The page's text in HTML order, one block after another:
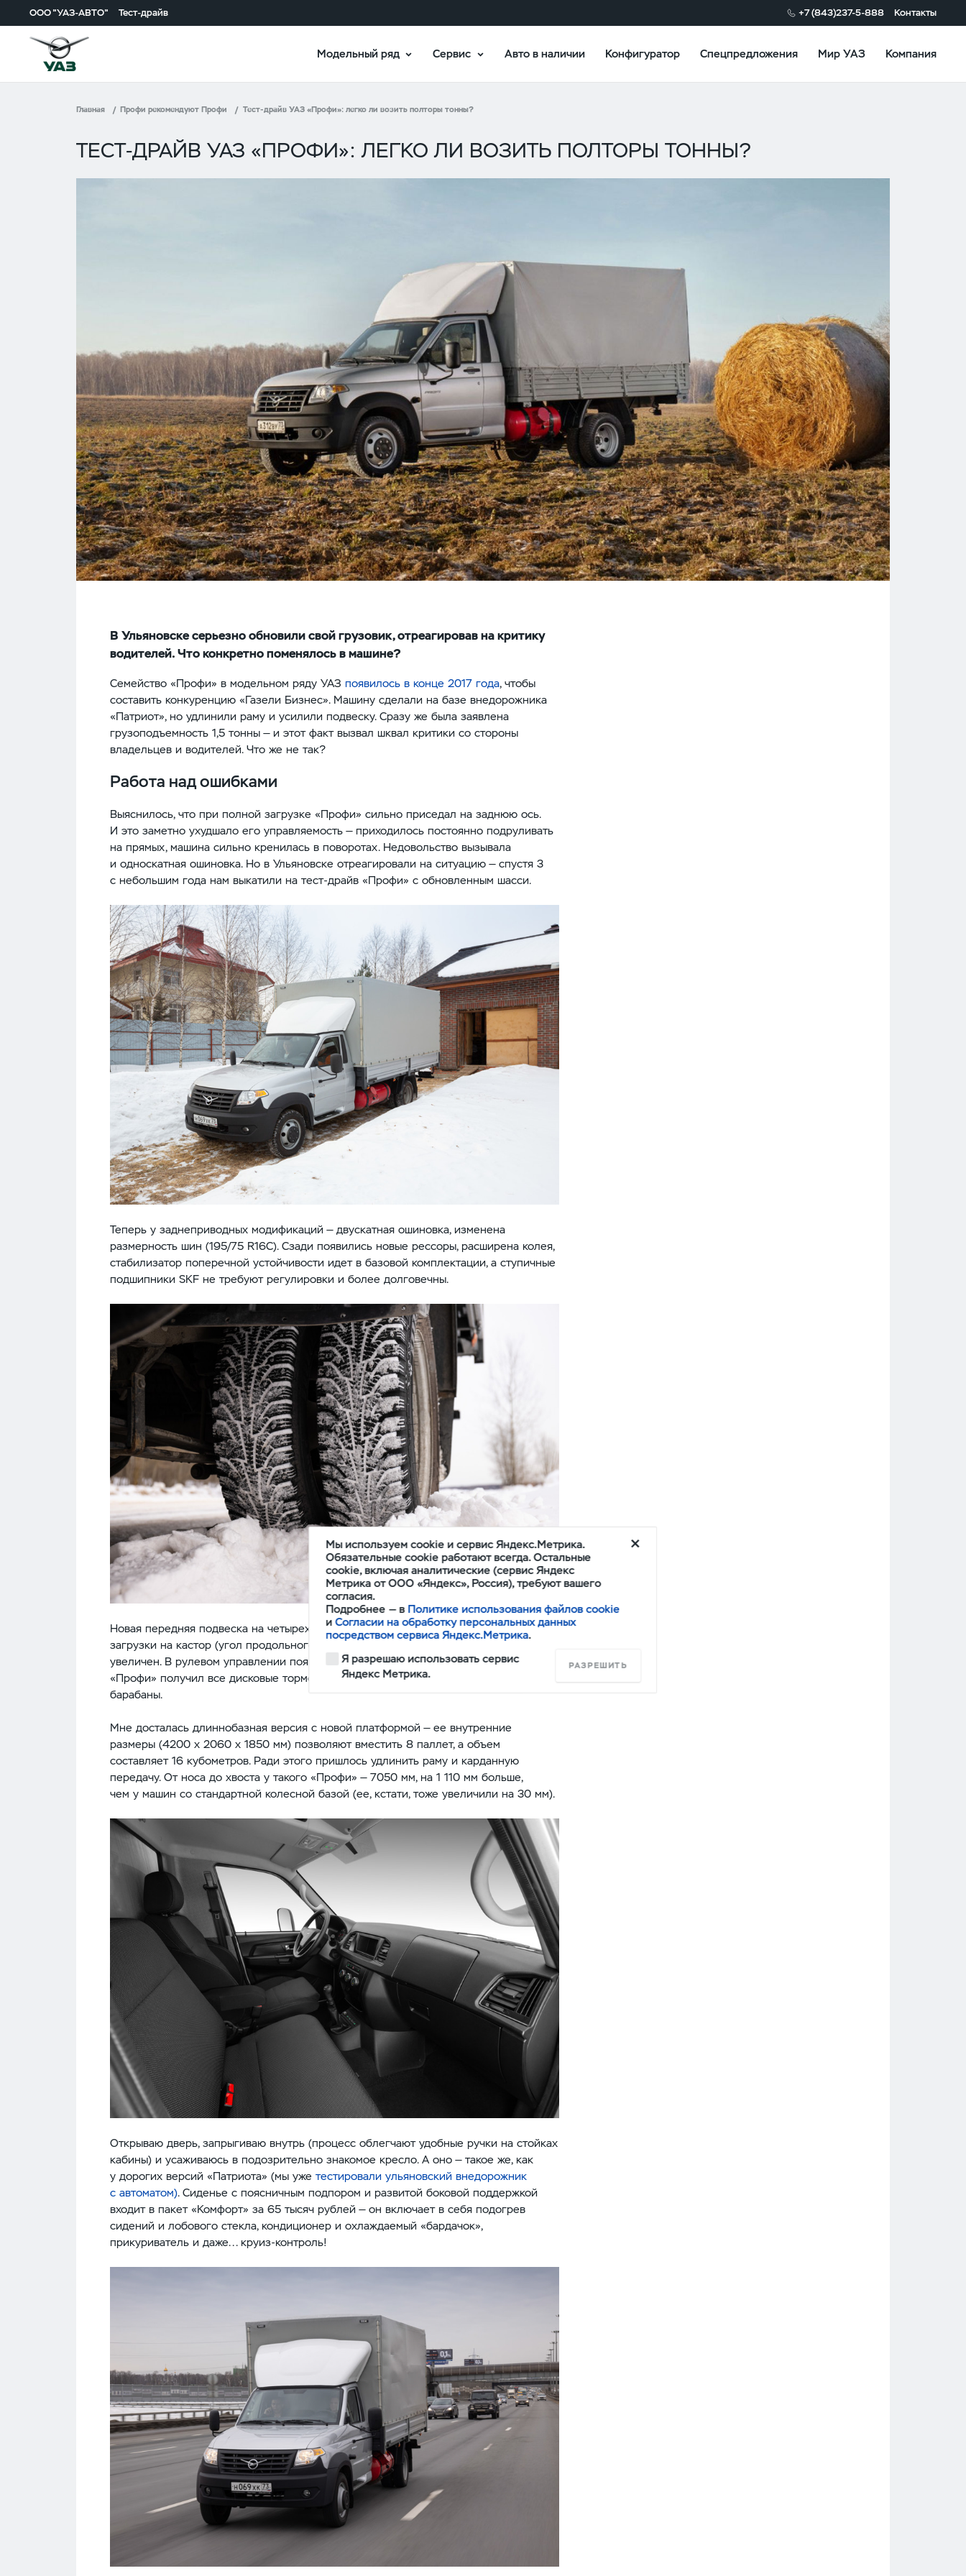
ООО "УАЗ-АВТО" Тест-драйв +7 (843)237-5-888 Контакты
Модельный ряд Сервис Авто в наличии Конфигуратор Спецпредложения Мир УАЗ Компания
Главная Профи рекомендуют Профи Тест-драйв УАЗ «Профи»: легко ли возить полторы тонны?
ТЕСТ-ДРАЙВ УАЗ «ПРОФИ»: ЛЕГКО ЛИ ВОЗИТЬ ПОЛТОРЫ ТОННЫ?
В Ульяновске серьезно обновили свой грузовик, отреагировав на критику
водителей. Что конкретно поменялось в машине?
Семейство «Профи» в модельном ряду УАЗ появилось в конце 2017 года, чтобы
составить конкуренцию «Газели Бизнес». Машину сделали на базе внедорожника
«Патриот», но удлинили раму и усилили подвеску. Сразу же была заявлена
грузоподъемность 1,5 тонны — и этот факт вызвал шквал критики со стороны
владельцев и водителей. Что же не так?
Работа над ошибками
Выяснилось, что при полной загрузке «Профи» сильно приседал на заднюю ось.
И это заметно ухудшало его управляемость — приходилось постоянно подруливать
на прямых, машина сильно кренилась в поворотах. Недовольство вызывала
и односкатная ошиновка. Но в Ульяновске отреагировали на ситуацию — спустя 3
с небольшим года нам выкатили на тест-драйв «Профи» с обновленным шасси.
Теперь у заднеприводных модификаций — двускатная ошиновка, изменена
размерность шин (195/75 R16C). Сзади появились новые рессоры, расширена колея,
стабилизатор поперечной устойчивости идет в базовой комплектации, а ступичные
подшипники SKF не требуют регулировки и более долговечны.
Новая передняя подвеска на четырех продольных рычагах снижает влияние
загрузки на кастор (угол продольного наклона оси поворота колеса), ход сжатия
увеличен. В рулевом управлении появился демпфер, а тяги стали жестче. Наконец,
«Профи» получил все дисковые тормозные механизмы — раньше сзади были
барабаны.
Мне досталась длиннобазная версия с новой платформой — ее внутренние
размеры (4200 х 2060 х 1850 мм) позволяют вместить 8 паллет, а объем
составляет 16 кубометров. Ради этого пришлось удлинить раму и карданную
передачу. От носа до хвоста у такого «Профи» — 7050 мм, на 1 110 мм больше,
чем у машин со стандартной колесной базой (ее, кстати, тоже увеличили на 30 мм).
Открываю дверь, запрыгиваю внутрь (процесс облегчают удобные ручки на стойках
кабины) и усаживаюсь в подозрительно знакомое кресло. А оно — такое же, как
у дорогих версий «Патриота» (мы ужетестировали ульяновский внедорожник
с автоматом). Сиденье с поясничным подпором и развитой боковой поддержкой
входит в пакет «Комфорт» за 65 тысяч рублей — он включает в себя подогрев
сидений и лобового стекла, кондиционер и охлаждаемый «бардачок»,
прикуриватель и даже... круиз-контроль!
Мы используем cookie и сервис Яндекс.Метрика.
Обязательные cookie работают всегда. Остальные
cookie, включая аналитические (сервис Яндекс
Метрика от ООО «Яндекс», Россия), требуют вашего
согласия.
Подробнее — в Политике использования файлов cookie
иСогласии на обработку персональных данных
посредством сервиса Яндекс.Метрика.
Я разрешаю использовать сервис
Яндекс Метрика.
РАЗРЕШИТЬ